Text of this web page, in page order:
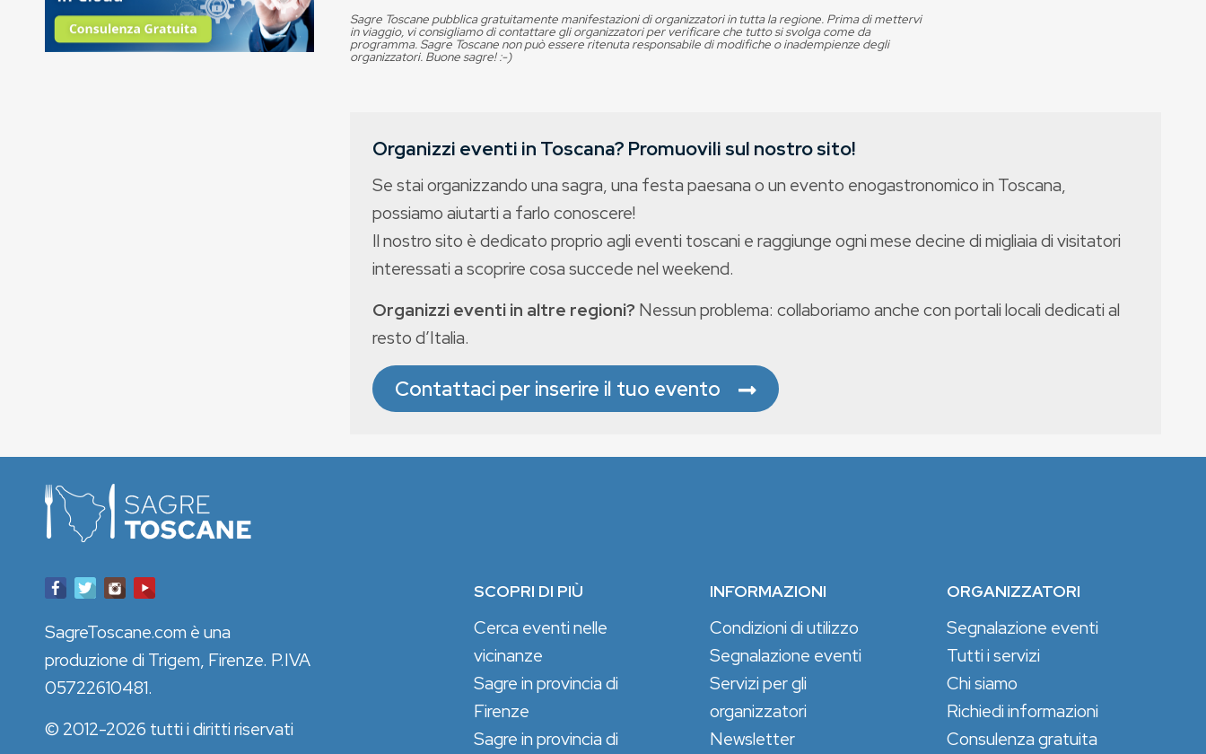
Sagre Toscane pubblica gratuitamente manifestazioni di organizzatori in tutta la regione. Prima di mettervi
in viaggio, vi consigliamo di contattare gli organizzatori per verificare che tutto si svolga come da
programma. Sagre Toscane non può essere ritenuta responsabile di modifiche o inadempienze degli
organizzatori. Buone sagre! :-)
Organizzi eventi in Toscana? Promuovili sul nostro sito!
Se stai organizzando una sagra, una festa paesana o un evento enogastronomico in Toscana,
possiamo aiutarti a farlo conoscere!
Il nostro sito è dedicato proprio agli eventi toscani e raggiunge ogni mese decine di migliaia di visitatori
interessati a scoprire cosa succede nel weekend.
Organizzi eventi in altre regioni? Nessun problema: collaboriamo anche con portali locali dedicati al
resto d’Italia.
Contattaci per inserire il tuo evento
SCOPRI DI PIÙ
Cerca eventi nelle
vicinanze
Sagre in provincia di
Firenze
Sagre in provincia di
INFORMAZIONI
Condizioni di utilizzo
Segnalazione eventi
Servizi per gli
organizzatori
Newsletter
ORGANIZZATORI
Segnalazione eventi
Tutti i servizi
Chi siamo
Richiedi informazioni
Consulenza gratuita
SagreToscane.com è una
produzione di Trigem, Firenze. P.IVA
05722610481.
© 2012-2026 tutti i diritti riservati